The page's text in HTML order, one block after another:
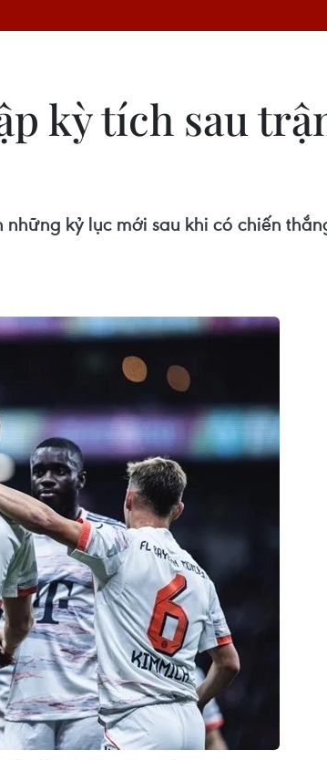
kỳ tích sau
kỷ lục mới sau khi có chiến